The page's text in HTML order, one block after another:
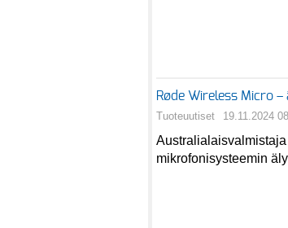
Røde Wireless Micro
Tuoteuutiset 19.11.2024
mikrofonisysteemin